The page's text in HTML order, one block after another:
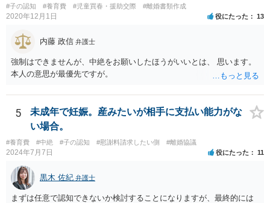
#子の認知 #養育費 #児童買春・援助交際 #離婚書類作成
2020年12月1日 役にたった 13
内藤 政信 弁護士
強制はできませんが、中絶をお願いしたほうがいいとは、 思います。
本人の意思が最優先ですが。
5
未成年で妊娠。産みたいが相手に支払い能力がな
い場合。
#養育費 #中絶 #子の認知 #慰謝料請求したい側 #離婚協議
2024年7月7日 役にたった 11
黒木 佐紀 弁護士
まずは任意で認知できないか検討することになりますが、最終的には